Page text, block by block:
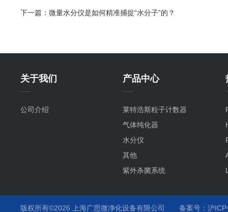
下一篇： 微量水分仪是如何精准捕捉“水分子”的？
关于我们
公司介绍
产品中心
莱特浩斯粒子计数器
气体纯化器
水分仪
其他
紫外杀菌系统
版权所有©2026 上海广思微净化设备有限公司 备案号：沪